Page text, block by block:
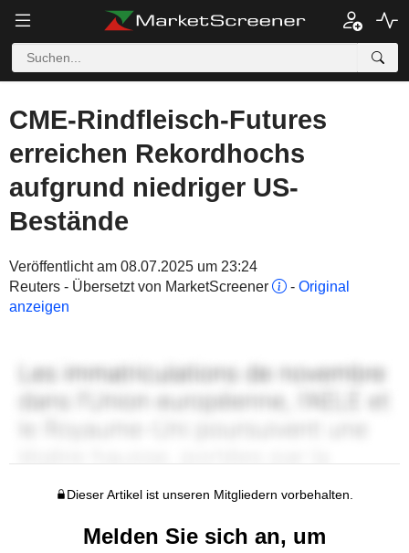
CME-Rindfleisch-Futures
erreichen Rekordhochs
aufgrund niedriger US-
Bestände
Veröffentlicht am 08.07.2025 um 23:24
Reuters - Übersetzt von MarketScreener
- Original
anzeigen
Dieser Artikel ist unseren Mitgliedern vorbehalten.
Melden Sie sich an, um